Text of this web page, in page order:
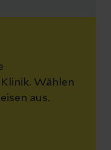
Wählen
aus.